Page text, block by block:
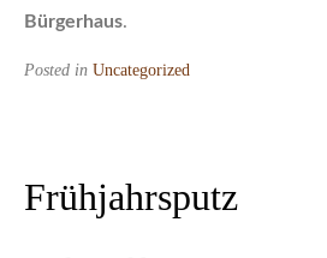
Bürgerhaus.
Posted in Uncategorized
Frühjahrsputz